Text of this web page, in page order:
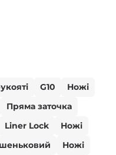
G10
Ножі
Пряма заточка
Liner Lock
Ножі
Ножі